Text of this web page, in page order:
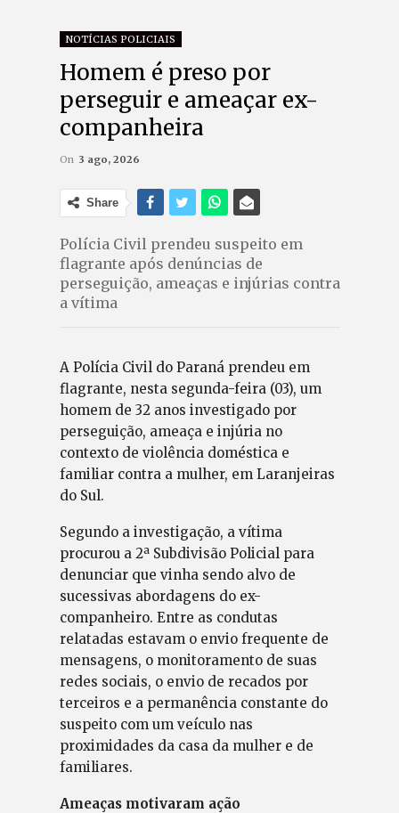
NOTÍCIAS POLICIAIS
Homem é preso por
perseguir e ameaçar ex-
companheira
On 3 ago, 2026
Share
Polícia Civil prendeu suspeito em
flagrante após denúncias de
perseguição, ameaças e injúrias contra
a vítima
A Polícia Civil do Paraná prendeu em
flagrante, nesta segunda-feira (03), um
homem de 32 anos investigado por
perseguição, ameaça e injúria no
contexto de violência doméstica e
familiar contra a mulher, em Laranjeiras
do Sul.
Segundo a investigação, a vítima
procurou a 2ª Subdivisão Policial para
denunciar que vinha sendo alvo de
sucessivas abordagens do ex-
companheiro. Entre as condutas
relatadas estavam o envio frequente de
mensagens, o monitoramento de suas
redes sociais, o envio de recados por
terceiros e a permanência constante do
suspeito com um veículo nas
proximidades da casa da mulher e de
familiares.
Ameaças motivaram ação